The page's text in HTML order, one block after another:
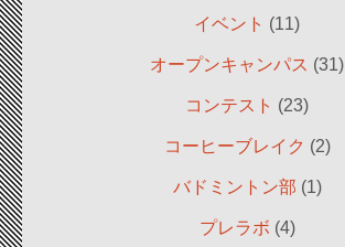
イベント (11)
オープンキャンパス (31)
コンテスト (23)
コーヒーブレイク (2)
バドミントン部 (1)
プレラボ (4)